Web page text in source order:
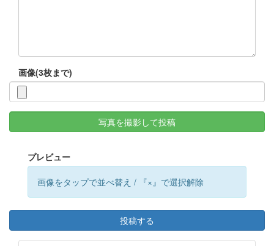
画像(3枚まで)
写真を撮影して投稿
プレビュー
画像をタップで並べ替え / 『×』で選択解除
投稿する